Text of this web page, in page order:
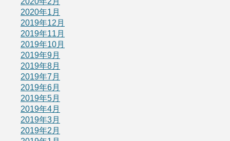
2020年1月
2019年12月
2019年11月
2019年10月
2019年9月
2019年8月
2019年7月
2019年6月
2019年5月
2019年4月
2019年3月
2019年2月